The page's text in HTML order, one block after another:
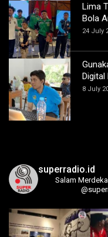
Lima
Bola
24 July
8 July
superradio.id
Salam